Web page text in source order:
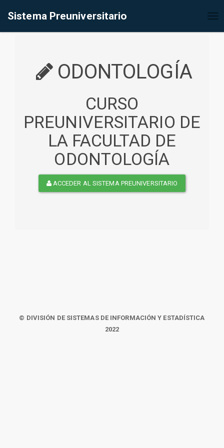
Sistema Preuniversitario
ODONTOLOGÍA
CURSO
PREUNIVERSITARIO DE
LA FACULTAD DE
ODONTOLOGÍA
ACCEDER AL SISTEMA PREUNIVERSITARIO
© DIVISIÓN DE SISTEMAS DE INFORMACIÓN Y ESTADÍSTICA
2022